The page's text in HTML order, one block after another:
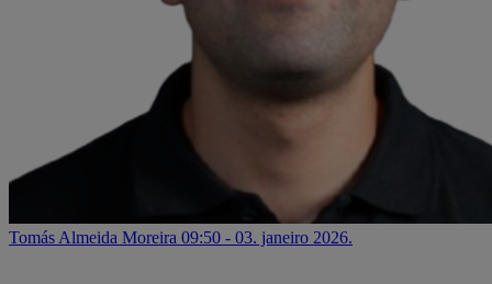
Tomás Almeida Moreira 09:50 - 03. janeiro 2026.